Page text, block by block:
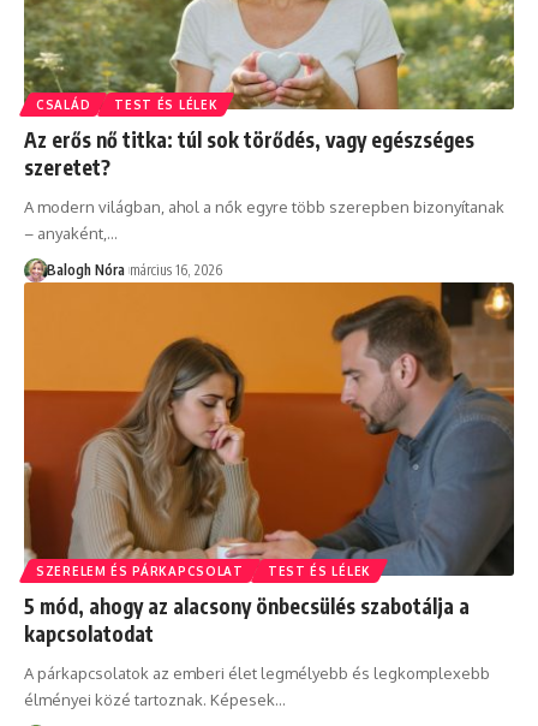
CSALÁD TEST ÉS LÉLEK
Az erős nő titka: túl sok törődés, vagy egészséges
szeretet?
A modern világban, ahol a nők egyre több szerepben bizonyítanak
– anyaként, …
Balogh Nóra március 16, 2026
SZERELEM ÉS PÁRKAPCSOLAT TEST ÉS LÉLEK
5 mód, ahogy az alacsony önbecsülés szabotálja a
kapcsolatodat
A párkapcsolatok az emberi élet legmélyebb és legkomplexebb
élményei közé tartoznak. Képesek…